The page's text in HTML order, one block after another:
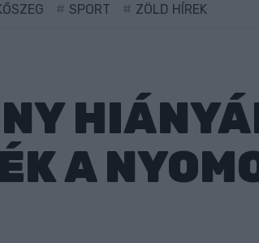
SPORT ZÖLD HÍREK
A